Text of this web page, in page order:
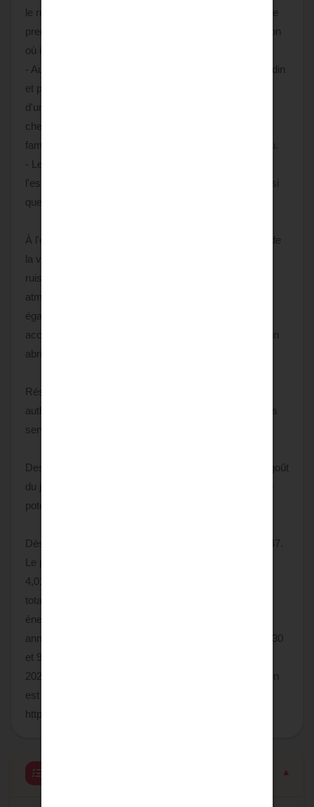
le ruisseau ainsi qu'une salle à manger donnant sur une
première terrasse composent des espaces de réception
où il fait bon vivre.
- Au premier étage, également accessible depuis le jardin
et prolongé par une seconde terrasse, vous profiterez
d'un salon traversant agrémenté d'une imposante
cheminée, idéal pour des soirées chaleureuses en
famille. Une chambre de belle taille complète ce niveau.
- Les deuxième et troisième étages sont dédiés à
l'espace nuit et offrent trois chambres confortables ainsi
que deux salles d'eau.
À l'extérieur, le jardin et la maison s'organisent autour de
la véritable pièce maîtresse : La Brante, charmant
ruisseau qui traverse la parcelle et confère au lieu une
atmosphère paisible et unique. Vous bénéficierez
également d'une annexe partiellement aménagée pour
accueillir vos invités, ainsi que d'un abri de jardin et d'un
abri à bois.
Résolument familiale, cette maison séduit par son
authenticité, son ambiance intimiste et sa proximité des
services du quotidien.
Des travaux de rénovation énergétique et de mise au goût
du jour sont à prévoir, qui permettront de révéler tout le
potentiel de ce lieu d'exception.
Dès aujourd'hui organisez votre visite au 06 70 89 92 47.
Le prix du bien net vendeur est de 374 000,00 € plus
4,01% TTC d'honoraires charge acquéreur soit un prix
total de 389 000,00 euros. Logement à consommation
énergétique excessive. Montant estimé des dépenses
annuelles d'énergie pour un usage standard : entre 6 730
et 9 160 euros. Prix moyens des énergies indexés en
2023. Les informations sur les risques auxquels ce bien
est exposé sont disponibles sur le site Géorisques :
https://www.georisques.gouv.fr